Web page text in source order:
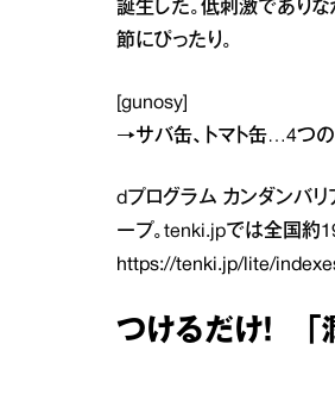
誕生した。低刺激であり
節にぴったり。
[gunosy]
→サバ缶、トマト缶…4つ
dプログラム カンダンバ
ープ。tenki.jpでは全国約
https://tenki.jp/lite/
つけるだけ！ 「